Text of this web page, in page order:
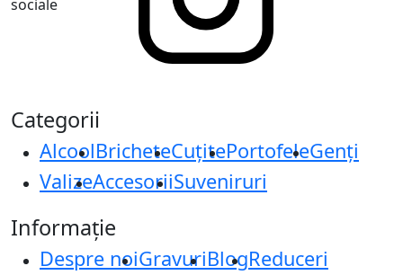
sociale
Categorii
AlcoolBricheteCuțitePortofeleGenți
ValizeAccesoriiSuveniruri
Informație
Despre noiGravuriBlogReduceri